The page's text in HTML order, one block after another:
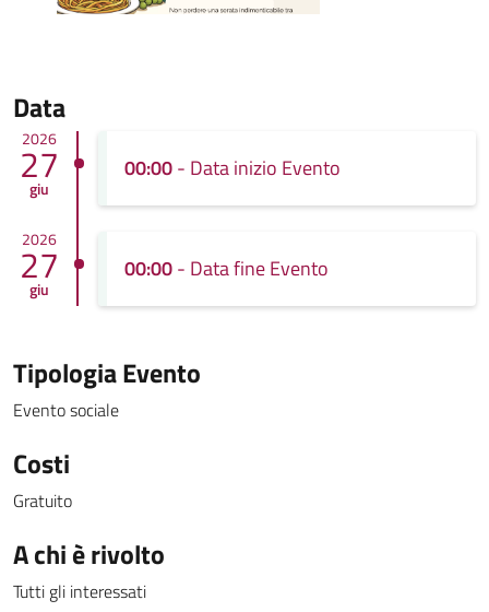
Data
2026
27
giu
00:00- Data inizio Evento
2026
27
giu
00:00- Data fine Evento
Tipologia Evento
Evento sociale
Costi
Gratuito
A chi è rivolto
Tutti gli interessati